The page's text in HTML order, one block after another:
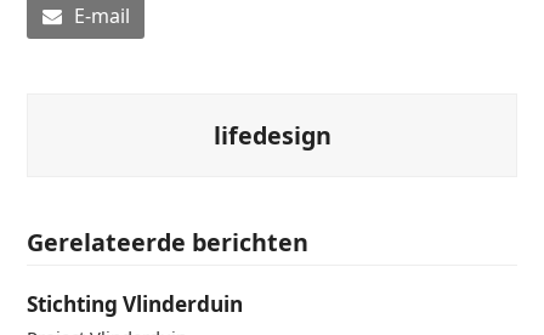
E-mail
lifedesign
Gerelateerde berichten
Stichting Vlinderduin